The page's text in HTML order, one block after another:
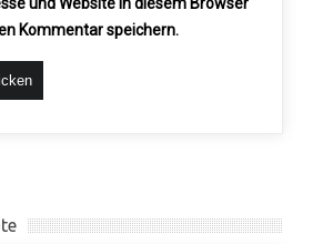
Kommentar speichern.